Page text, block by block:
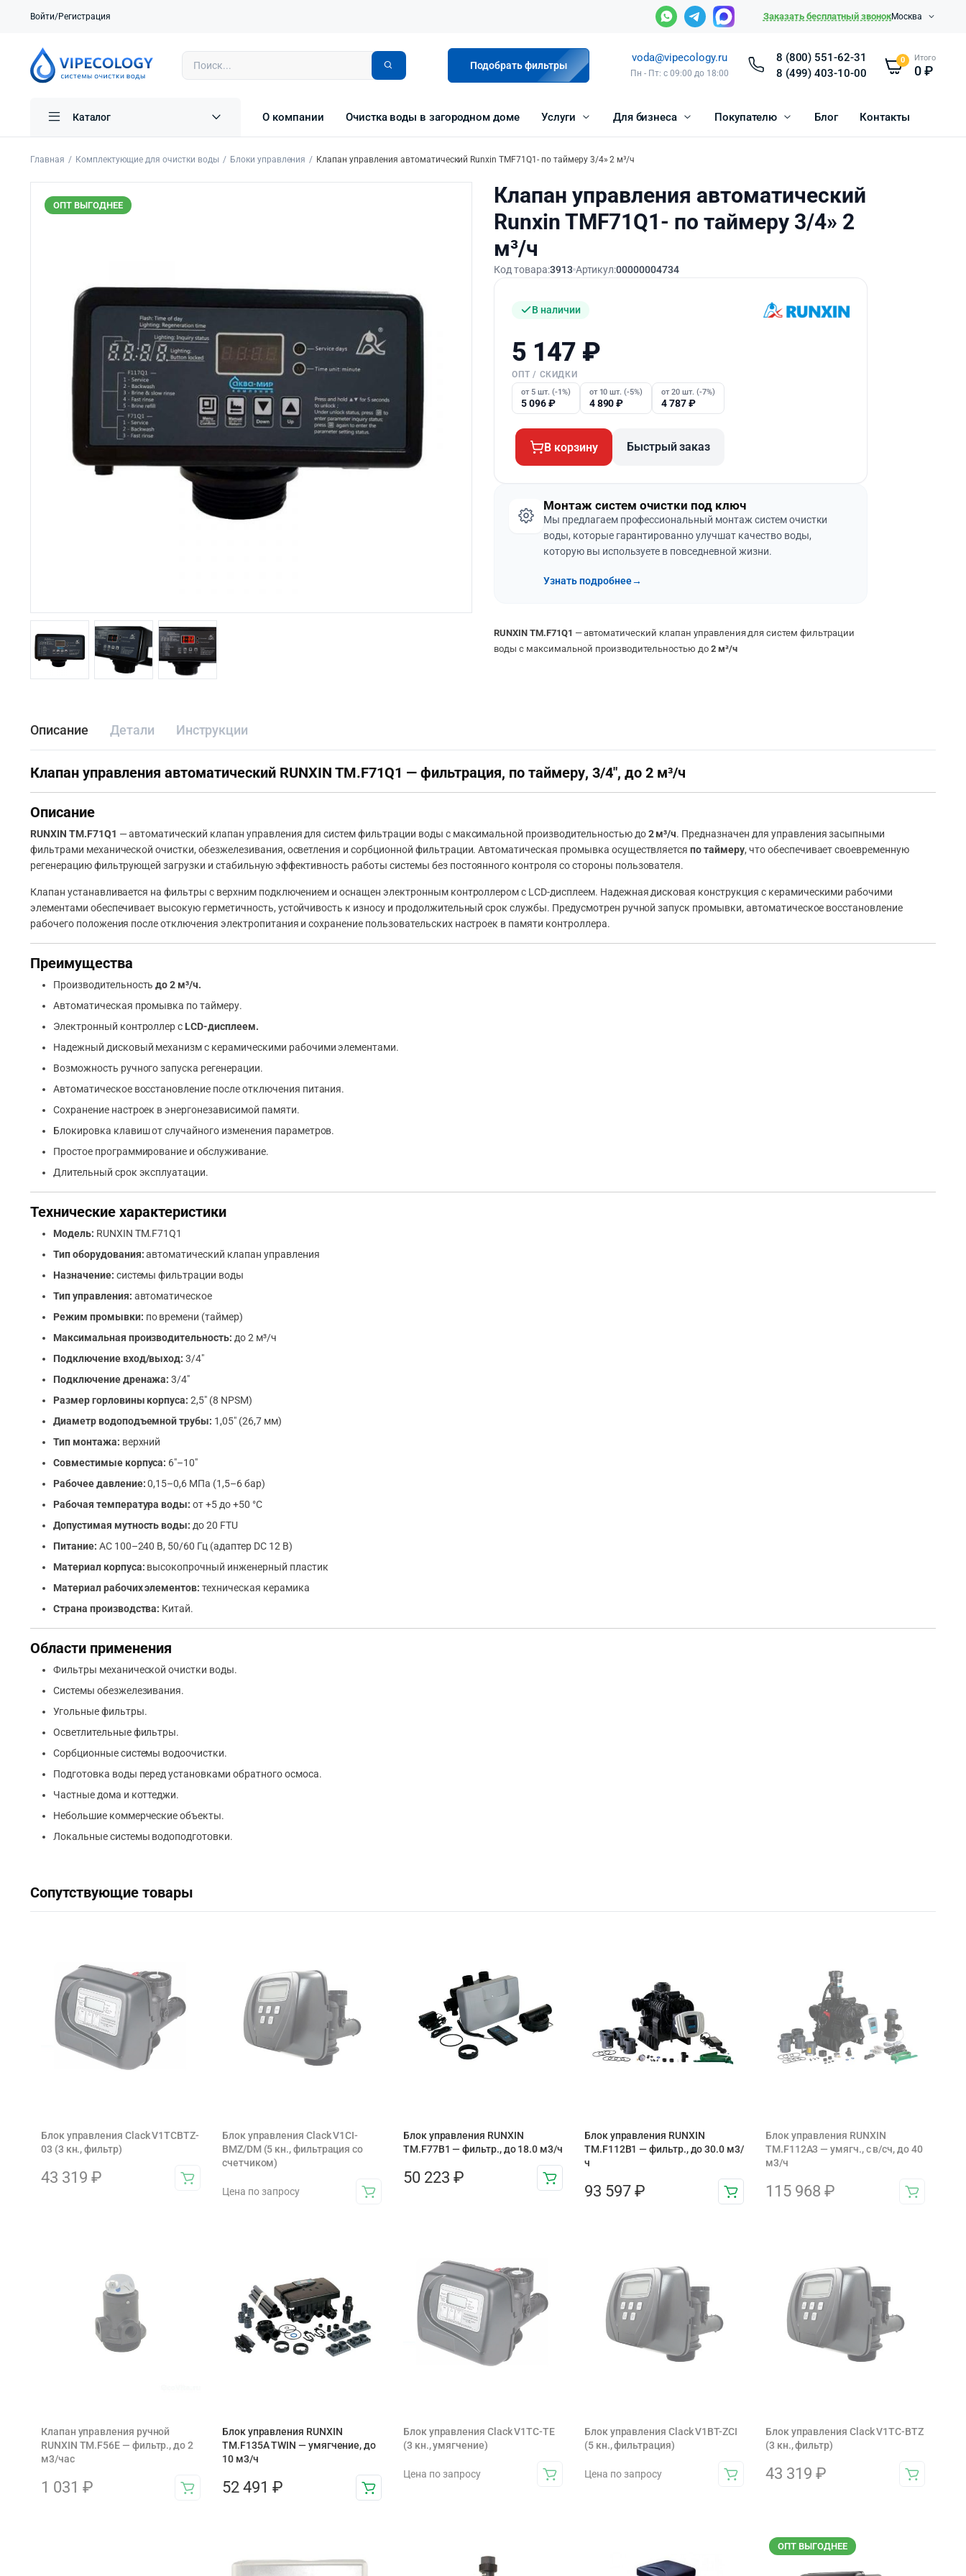
Войти/Регистрация Заказать бесплатный звонокМосква
Подобрать фильтры
voda@vipecology.ru
Пн - Пт: с 09:00 до 18:00
8 (800) 551-62-31
8 (499) 403-10-00
0 Итого
0₽
Каталог О компании Очистка воды в загородном доме Услуги Для бизнеса Покупателю Блог Контакты
Главная Комплектующие для очистки воды Блоки управления Клапан управления автоматический Runxin TMF71Q1- по таймеру 3/4» 2 м³/ч
ОПТ ВЫГОДНЕЕ
Клапан управления автоматический
Runxin TMF71Q1- по таймеру 3/4» 2
м³/ч
Код товара:3913 Артикул:00000004734
В наличии
5 147 ₽
ОПТ / СКИДКИ
от 5 шт. (-1%)
5 096₽
от 10 шт. (-5%)
4 890₽
от 20 шт. (-7%)
4 787₽
В корзину Быстрый заказ
Монтаж систем очистки под ключ
Мы предлагаем профессиональный монтаж систем очистки
воды, которые гарантированно улучшат качество воды,
которую вы используете в повседневной жизни.
Узнать подробнее→
RUNXIN TM.F71Q1 — автоматический клапан управления для систем фильтрации
воды с максимальной производительностью до 2 м³/ч
Описание Детали Инструкции
Клапан управления автоматический RUNXIN TM.F71Q1 — фильтрация, по таймеру, 3/4″, до 2 м³/ч
Описание
RUNXIN TM.F71Q1 — автоматический клапан управления для систем фильтрации воды с максимальной производительностью до2 м³/ч. Предназначен для управления засыпными
фильтрами механической очистки, обезжелезивания, осветления и сорбционной фильтрации. Автоматическая промывка осуществляетсяпо таймеру, что обеспечивает своевременную
регенерацию фильтрующей загрузки и стабильную эффективность работы системы без постоянного контроля со стороны пользователя.
Клапан устанавливается на фильтры с верхним подключением и оснащен электронным контроллером с LCD-дисплеем. Надежная дисковая конструкция с керамическими рабочими
элементами обеспечивает высокую герметичность, устойчивость к износу и продолжительный срок службы. Предусмотрен ручной запуск промывки, автоматическое восстановление
рабочего положения после отключения электропитания и сохранение пользовательских настроек в памяти контроллера.
Преимущества
Производительностьдо 2 м³/ч.
Автоматическая промывка по таймеру.
Электронный контроллер с LCD-дисплеем.
Надежный дисковый механизм с керамическими рабочими элементами.
Возможность ручного запуска регенерации.
Автоматическое восстановление после отключения питания.
Сохранение настроек в энергонезависимой памяти.
Блокировка клавиш от случайного изменения параметров.
Простое программирование и обслуживание.
Длительный срок эксплуатации.
Технические характеристики
Модель: RUNXIN TM.F71Q1
Тип оборудования:автоматический клапан управления
Назначение: системы фильтрации воды
Тип управления: автоматическое
Режим промывки: по времени (таймер)
Максимальная производительность: до 2 м³/ч
Подключение вход/выход: 3/4″
Подключение дренажа: 3/4″
Размер горловины корпуса: 2,5″ (8 NPSM)
Диаметр водоподъемной трубы: 1,05″ (26,7 мм)
Тип монтажа: верхний
Совместимые корпуса: 6″–10″
Рабочее давление:0,15–0,6 МПа (1,5–6 бар)
Рабочая температура воды: от +5 до +50 °C
Допустимая мутность воды: до 20 FTU
Питание: AC 100–240 В, 50/60 Гц (адаптер DC 12 В)
Материал корпуса: высокопрочный инженерный пластик
Материал рабочих элементов: техническая керамика
Страна производства: Китай.
Области применения
Фильтры механической очистки воды.
Системы обезжелезивания.
Угольные фильтры.
Осветлительные фильтры.
Сорбционные системы водоочистки.
Подготовка воды перед установками обратного осмоса.
Частные дома и коттеджи.
Небольшие коммерческие объекты.
Локальные системы водоподготовки.
Сопутствующие товары
Блок управления Clack V1TCBTZ-
03 (3 кн., фильтр)
43 319 ₽
Блок управления Clack V1CI-
BMZ/DM (5 кн., фильтрация со
счетчиком)
Цена по запросу
Блок управления RUNXIN
ТМ.F77B1 — фильтр., до 18.0 м3/ч
50 223 ₽
Блок управления RUNXIN
ТМ.F112B1 — фильтр., до 30.0 м3/
ч
93 597 ₽
Блок управления RUNXIN
ТМ.F112A3 — умягч., с в/сч, до 40
м3/ч
115 968 ₽
Клапан управления ручной
RUNXIN TM.F56E — фильтр., до 2
м3/час
1 031 ₽
Блок управления RUNXIN
TM.F135A TWIN — умягчение, до
10 м3/ч
52 491 ₽
Блок управления Clack V1TC-TE
(3 кн., умягчение)
Цена по запросу
Блок управления Clack V1BT-ZCI
(5 кн., фильтрация)
Цена по запросу
Блок управления Clack V1TC-BTZ
(3 кн., фильтр)
43 319 ₽
ОПТ ВЫГОДНЕЕ